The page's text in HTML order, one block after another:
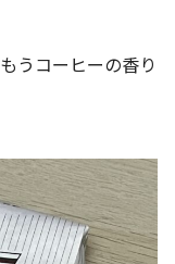
うコーヒーの香り